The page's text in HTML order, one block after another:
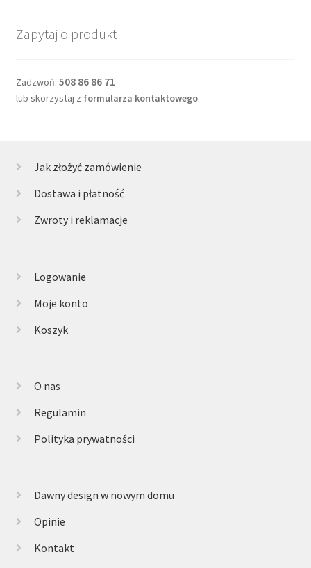
Zapytaj o produkt
Zadzwoń: 508 86 86 71
lub skorzystaj z formularza kontaktowego.
Jak złożyć zamówienie
Dostawa i płatność
Zwroty i reklamacje
Logowanie
Moje konto
Koszyk
O nas
Regulamin
Polityka prywatności
Dawny design w nowym domu
Opinie
Kontakt